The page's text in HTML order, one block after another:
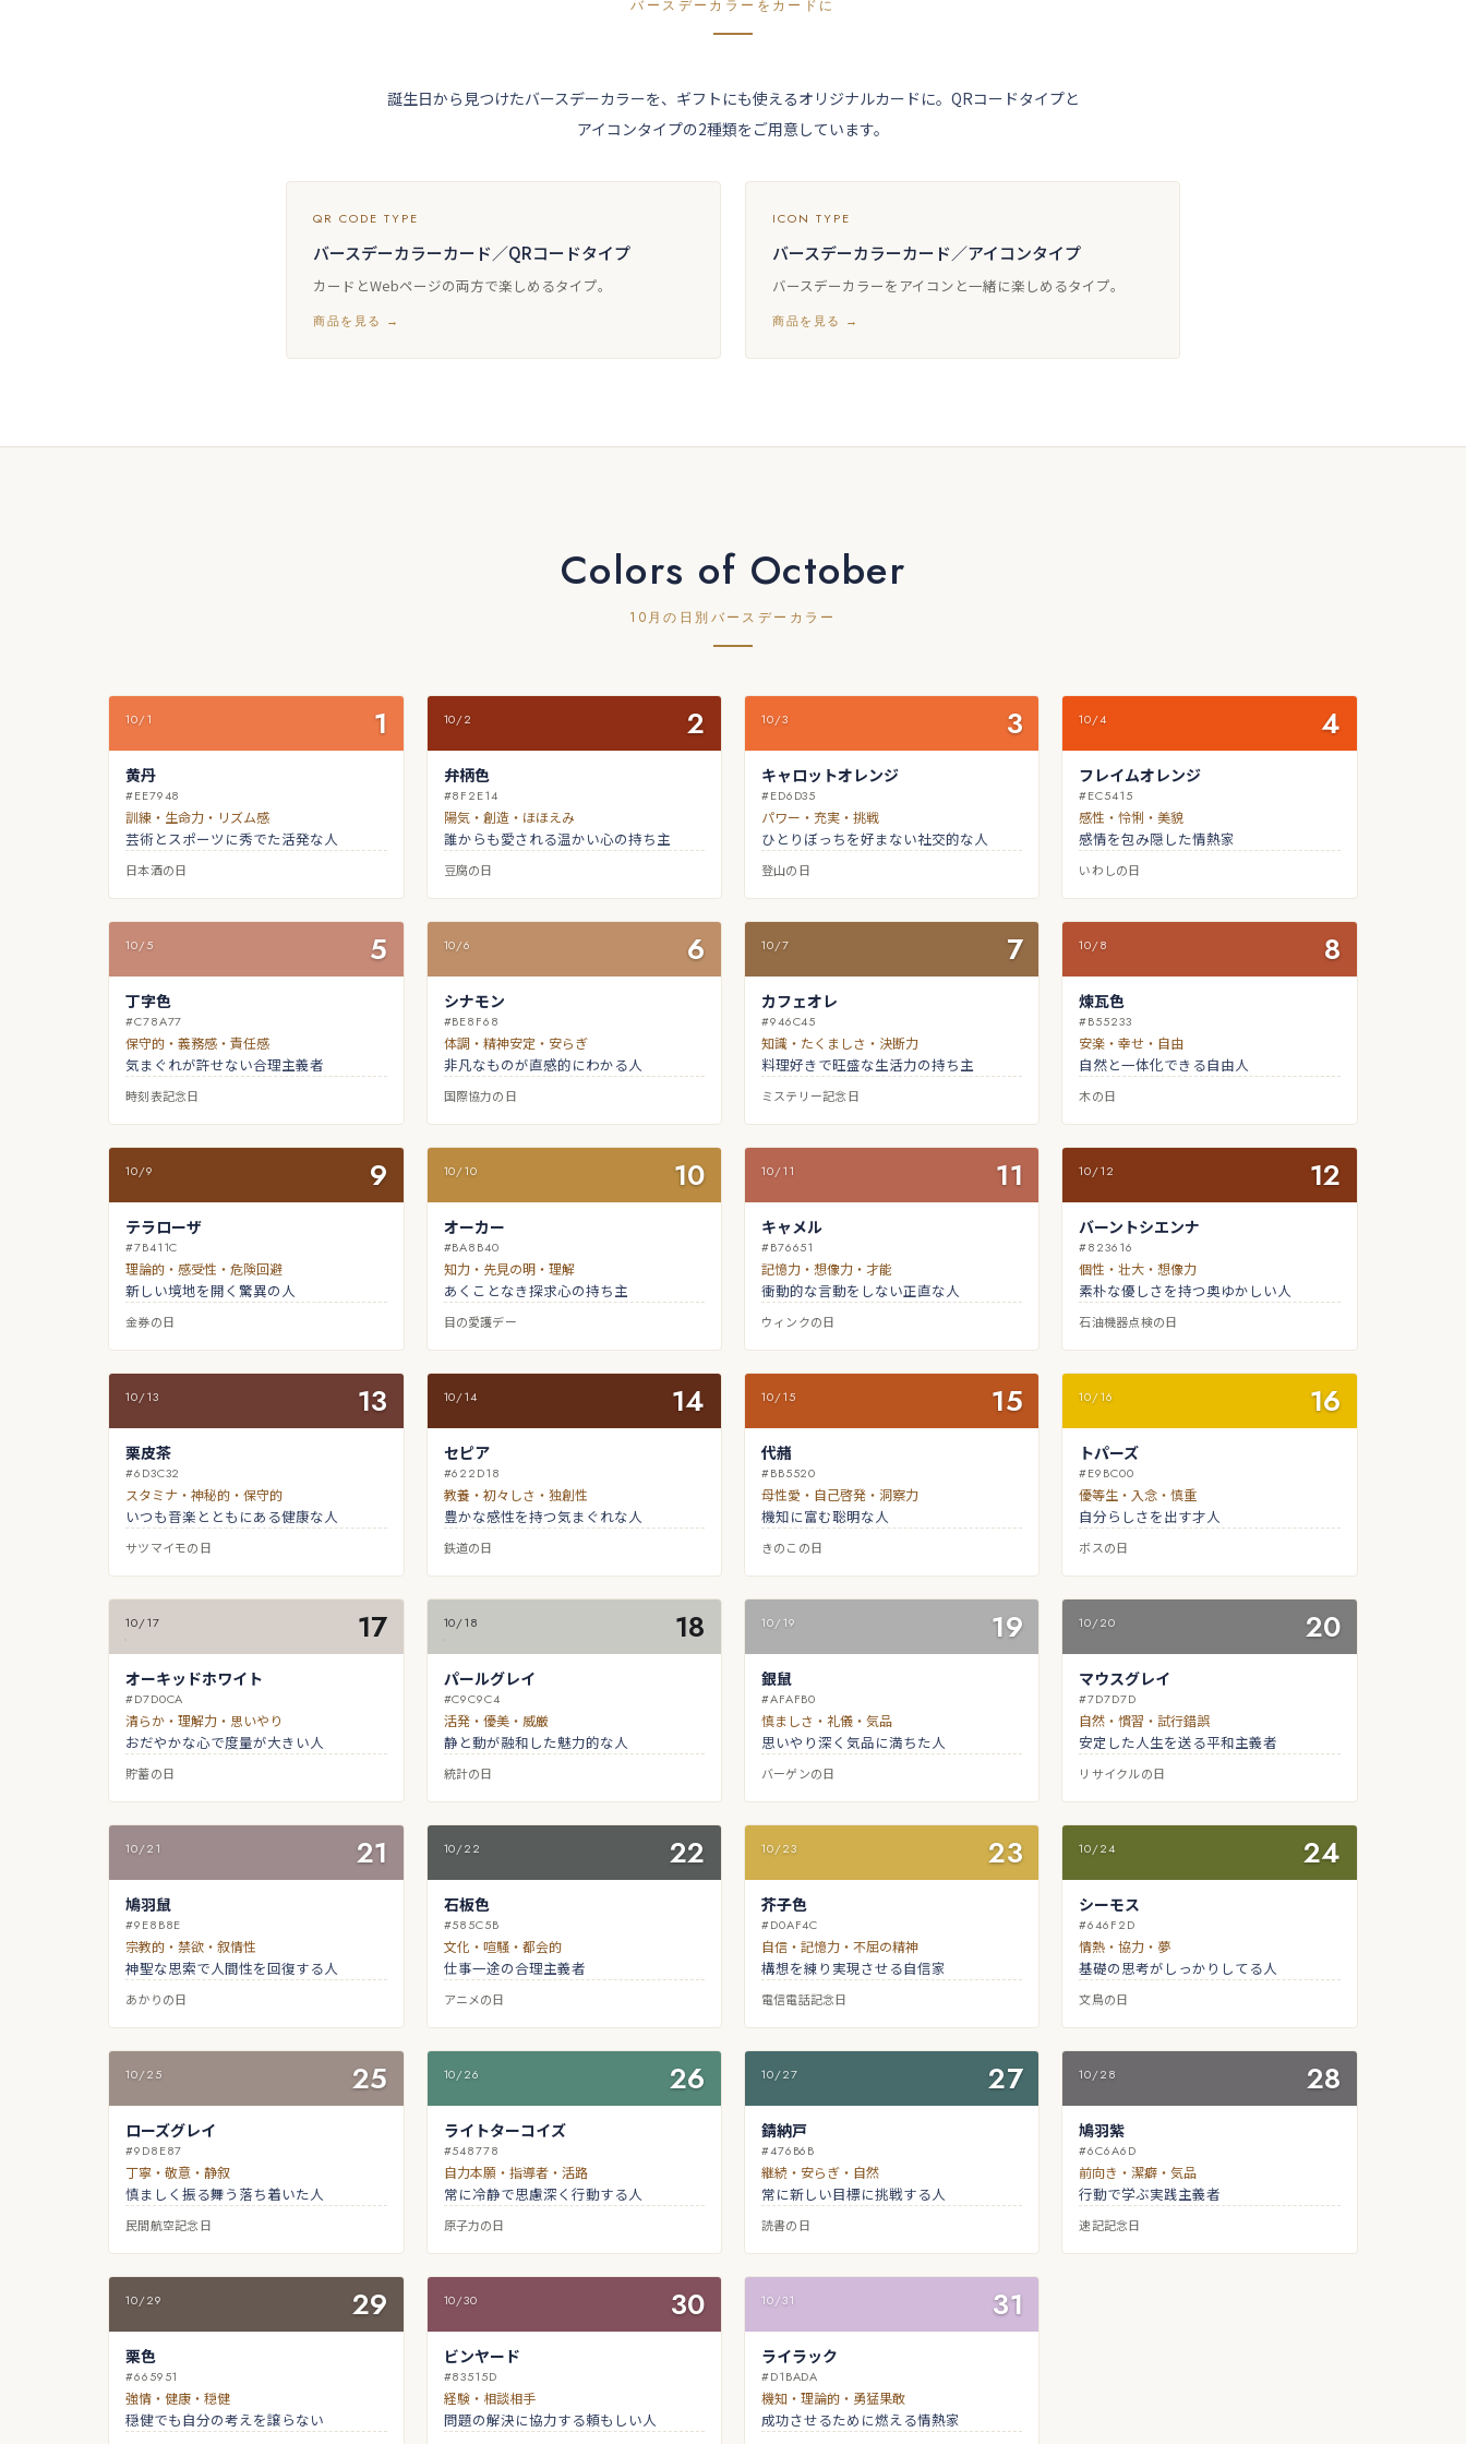
バースデーカラーをカードに
誕生日から見つけたバースデーカラーを、ギフトにも使えるオリジナルカードに。QRコードタイプと
アイコンタイプの2種類をご用意しています。
QR CODE TYPE
バースデーカラーカード／QRコードタイプ
カードとWebページの両方で楽しめるタイプ。
商品を見る →
ICON TYPE
バースデーカラーカード／アイコンタイプ
バースデーカラーをアイコンと一緒に楽しめるタイプ。
商品を見る →
Colors of October
10月の日別バースデーカラー
10/1 1
黄丹
#EE7948
訓練・生命力・リズム感
芸術とスポーツに秀でた活発な人
日本酒の日
10/2 2
弁柄色
#8F2E14
陽気・創造・ほほえみ
誰からも愛される温かい心の持ち主
豆腐の日
10/3 3
キャロットオレンジ
#ED6D35
パワー・充実・挑戦
ひとりぼっちを好まない社交的な人
登山の日
10/4 4
フレイムオレンジ
#EC5415
感性・怜悧・美貌
感情を包み隠した情熱家
いわしの日
10/5 5
丁字色
#C78A77
保守的・義務感・責任感
気まぐれが許せない合理主義者
時刻表記念日
10/6 6
シナモン
#BE8F68
体調・精神安定・安らぎ
非凡なものが直感的にわかる人
国際協力の日
10/7 7
カフェオレ
#946C45
知識・たくましさ・決断力
料理好きで旺盛な生活力の持ち主
ミステリー記念日
10/8 8
煉瓦色
#B55233
安楽・幸せ・自由
自然と一体化できる自由人
木の日
10/9 9
テラローザ
#7B411C
理論的・感受性・危険回避
新しい境地を開く驚異の人
金券の日
10/10 10
オーカー
#BA8B40
知力・先見の明・理解
あくことなき探求心の持ち主
目の愛護デー
10/11 11
キャメル
#B76651
記憶力・想像力・才能
衝動的な言動をしない正直な人
ウィンクの日
10/12 12
バーントシエンナ
#823616
個性・壮大・想像力
素朴な優しさを持つ奥ゆかしい人
石油機器点検の日
10/13 13
栗皮茶
#6D3C32
スタミナ・神秘的・保守的
いつも音楽とともにある健康な人
サツマイモの日
10/14 14
セピア
#622D18
教養・初々しさ・独創性
豊かな感性を持つ気まぐれな人
鉄道の日
10/15 15
代赭
#BB5520
母性愛・自己啓発・洞察力
機知に富む聡明な人
きのこの日
10/16 16
トパーズ
#E9BC00
優等生・入念・慎重
自分らしさを出す才人
ボスの日
10/17 17
オーキッドホワイト
#D7D0CA
清らか・理解力・思いやり
おだやかな心で度量が大きい人
貯蓄の日
10/18 18
パールグレイ
#C9C9C4
活発・優美・威厳
静と動が融和した魅力的な人
統計の日
10/19 19
銀鼠
#AFAFB0
慎ましさ・礼儀・気品
思いやり深く気品に満ちた人
バーゲンの日
10/20 20
マウスグレイ
#7D7D7D
自然・慣習・試行錯誤
安定した人生を送る平和主義者
リサイクルの日
10/21 21
鳩羽鼠
#9E8B8E
宗教的・禁欲・叙情性
神聖な思索で人間性を回復する人
あかりの日
10/22 22
石板色
#585C5B
文化・喧騒・都会的
仕事一途の合理主義者
アニメの日
10/23 23
芥子色
#D0AF4C
自信・記憶力・不屈の精神
構想を練り実現させる自信家
電信電話記念日
10/24 24
シーモス
#646F2D
情熱・協力・夢
基礎の思考がしっかりしてる人
文鳥の日
10/25 25
ローズグレイ
#9D8E87
丁寧・敬意・静叙
慎ましく振る舞う落ち着いた人
民間航空記念日
10/26 26
ライトターコイズ
#548778
自力本願・指導者・活路
常に冷静で思慮深く行動する人
原子力の日
10/27 27
錆納戸
#476B6B
継続・安らぎ・自然
常に新しい目標に挑戦する人
読書の日
10/28 28
鳩羽紫
#6C6A6D
前向き・潔癖・気品
行動で学ぶ実践主義者
速記記念日
10/29 29
栗色
#665951
強情・健康・穏健
穏健でも自分の考えを譲らない
10/30 30
ビンヤード
#83515D
経験・相談相手
問題の解決に協力する頼もしい人
10/31 31
ライラック
#D1BADA
機知・理論的・勇猛果敢
成功させるために燃える情熱家